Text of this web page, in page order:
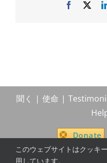
Facebook
聞く 使命
Donate
このウェブサイトはクッキ
用しています。